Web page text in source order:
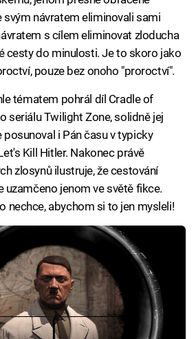
návratem eliminovali sami
s cílem eliminovat zloducha
cesty do minulosti. Je to skoro jako
pouze bez onoho "proroctví".
tématem pohrál díl Cradle of
seriálu Twilight Zone, solidně jej
i Pán času v typicky
Kill Hitler. Nakonec právě
zlosynů ilustruje, že cestování
uzamčeno jenom ve světě fikce.
nechce, abychom si to jen mysleli!